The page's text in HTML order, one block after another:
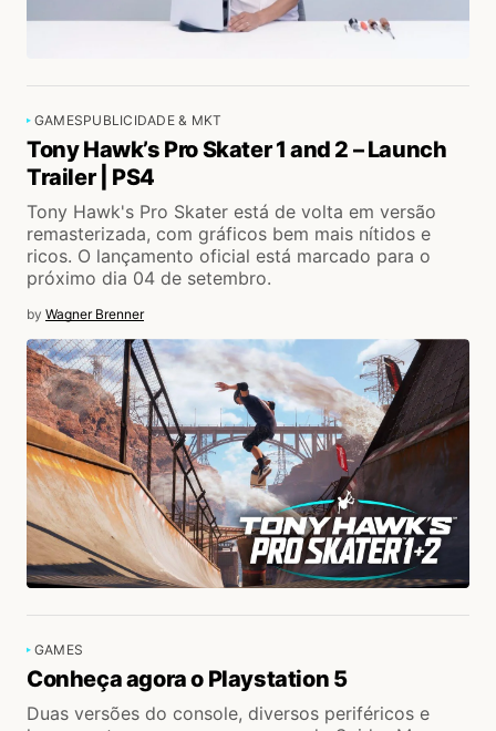
GAMESPUBLICIDADE & MKT
Tony Hawk’s Pro Skater 1 and 2 – Launch
Trailer | PS4
Tony Hawk's Pro Skater está de volta em versão
remasterizada, com gráficos bem mais nítidos e
ricos. O lançamento oficial está marcado para o
próximo dia 04 de setembro.
by Wagner Brenner
GAMES
Conheça agora o Playstation 5
Duas versões do console, diversos periféricos e